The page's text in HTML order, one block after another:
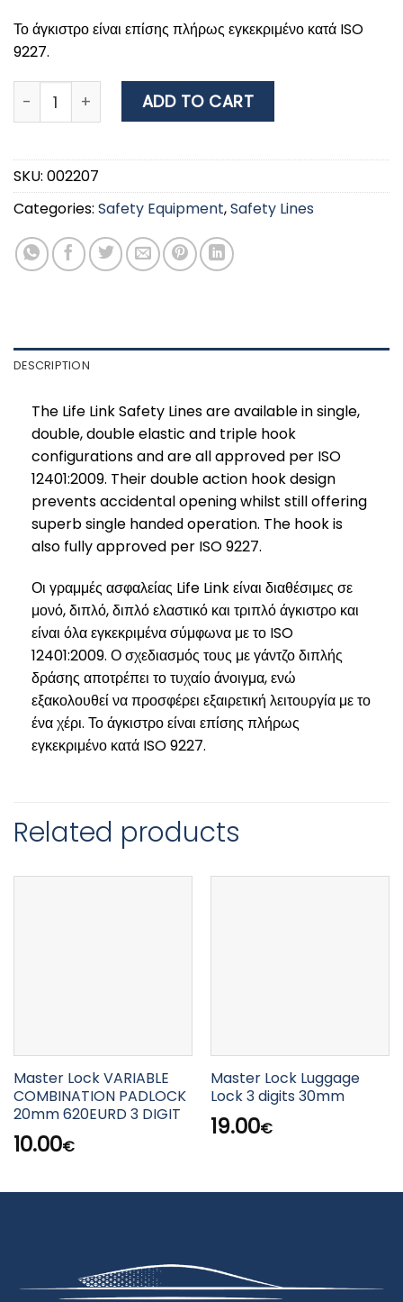
Το άγκιστρο είναι επίσης πλήρως εγκεκριμένο κατά ISO
9227.
LifeLink Safety Line, Triple, ISO, L.200cm quantity
ADD TO CART
SKU: 002207
Categories: Safety Equipment,Safety Lines
DESCRIPTION
The Life Link Safety Lines are available in single,
double, double elastic and triple hook
configurations and are all approved per ISO
12401:2009. Their double action hook design
prevents accidental opening whilst still offering
superb single handed operation. The hook is
also fully approved per ISO 9227.
Οι γραμμές ασφαλείας Life Link είναι διαθέσιμες σε
μονό, διπλό, διπλό ελαστικό και τριπλό άγκιστρο και
είναι όλα εγκεκριμένα σύμφωνα με το ISO
12401:2009. Ο σχεδιασμός τους με γάντζο διπλής
δράσης αποτρέπει το τυχαίο άνοιγμα, ενώ
εξακολουθεί να προσφέρει εξαιρετική λειτουργία με το
ένα χέρι. Το άγκιστρο είναι επίσης πλήρως
εγκεκριμένο κατά ISO 9227.
Related products
Master Lock VARIABLE
COMBINATION PADLOCK
20mm 620EURD 3 DIGIT
10.00€
Master Lock Luggage
Lock 3 digits 30mm
19.00€